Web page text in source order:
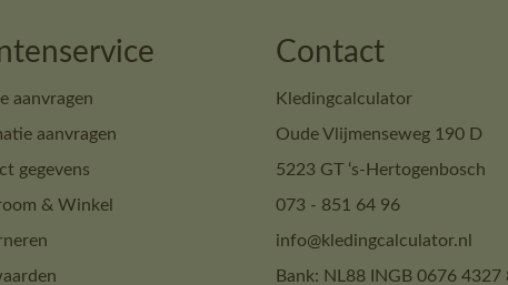
aanvragen
aanvragen
gegevens
& Winkel
Contact
Kledingcalculator
Oude Vlijmenseweg 190 D
5223 GT ‘s-Hertogenbosch
073 - 851 64 96
info@kledingcalculator.nl
Bank: NL88 INGB 0676 4327